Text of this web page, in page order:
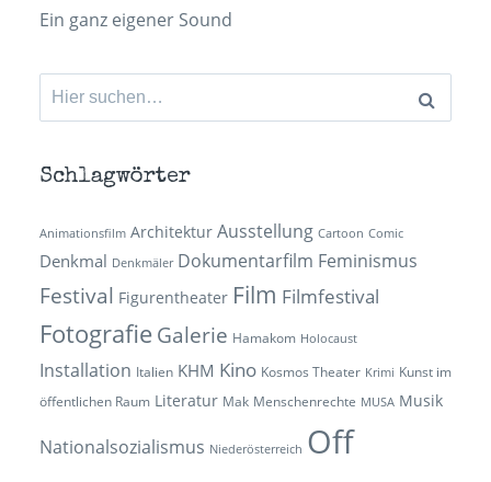
Ein ganz eigener Sound
Suchen
nach:
Schlagwörter
Animationsfilm Architektur Ausstellung Cartoon Comic
Denkmal Denkmäler Dokumentarfilm Feminismus
Festival Figurentheater Film Filmfestival
Fotografie Galerie Hamakom Holocaust
Installation Italien KHM Kino Kosmos Theater Krimi Kunst im
öffentlichen Raum Literatur Mak Menschenrechte MUSA Musik
Nationalsozialismus Niederösterreich Off